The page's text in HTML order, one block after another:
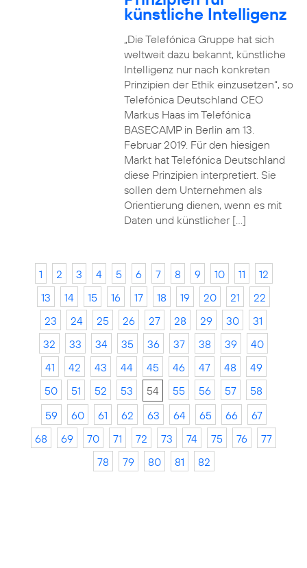
künstliche Intelligenz
„Die Telefónica Gruppe hat sich
weltweit dazu bekannt, künstliche
Intelligenz nur nach konkreten
Prinzipien der Ethik einzusetzen“, so
Telefónica Deutschland CEO
Markus Haas im Telefónica
BASECAMP in Berlin am 13.
Februar 2019. Für den hiesigen
Markt hat Telefónica Deutschland
diese Prinzipien interpretiert. Sie
sollen dem Unternehmen als
Orientierung dienen, wenn es mit
Daten und künstlicher […]
1 2 3 4 5 6 7 8 9 10 11
12
13
14 15 16 17 18 19 20 21
22
23
24 25 26 27 28 29 30
31
32
33 34 35 36 37 38 39
40
41
42 43 44 45 46 47 48
49
50
51 52 53 54 55 56 57
58
59
60 61 62 63 64 65 66
67
68
69 70 71 72 73 74 75 76
77
78
79 80 81 82